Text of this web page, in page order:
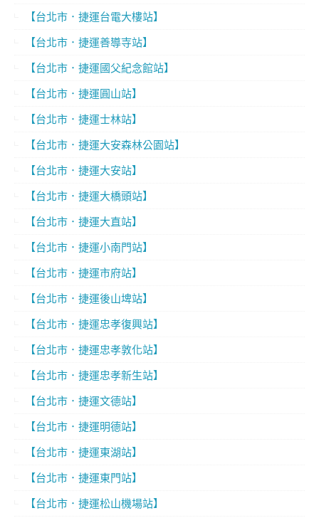
【台北市．捷運台電大樓站】
【台北市．捷運善導寺站】
【台北市．捷運國父紀念館站】
【台北市．捷運圓山站】
【台北市．捷運士林站】
【台北市．捷運大安森林公園站】
【台北市．捷運大安站】
【台北市．捷運大橋頭站】
【台北市．捷運大直站】
【台北市．捷運小南門站】
【台北市．捷運市府站】
【台北市．捷運後山埤站】
【台北市．捷運忠孝復興站】
【台北市．捷運忠孝敦化站】
【台北市．捷運忠孝新生站】
【台北市．捷運文德站】
【台北市．捷運明德站】
【台北市．捷運東湖站】
【台北市．捷運東門站】
【台北市．捷運松山機場站】